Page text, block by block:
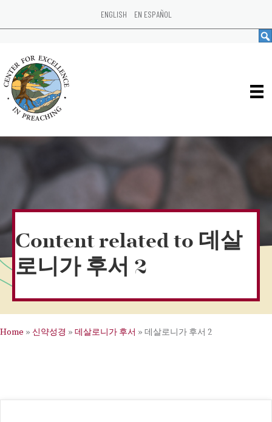
ENGLISH EN ESPAÑOL
Content related to 데살
로니가 후서 2
Home » 신약성경 » 데살로니가 후서 » 데살로니가 후서 2